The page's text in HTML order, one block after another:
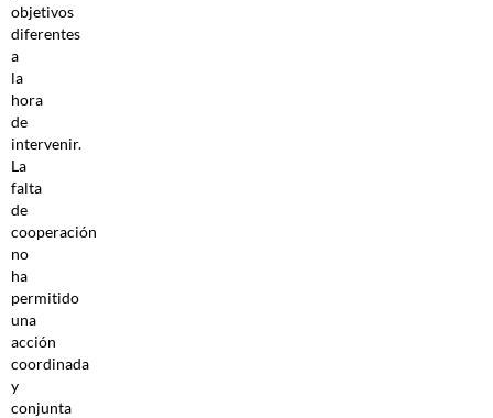
objetivos
diferentes
a
la
hora
de
intervenir.
La
falta
de
cooperación
no
ha
permitido
una
acción
coordinada
y
conjunta